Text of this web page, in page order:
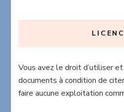
Vous avez le droit d’utiliser
documents à condition de
faire aucune exploitation